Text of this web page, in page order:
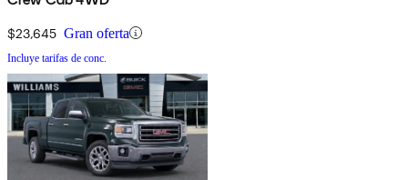
$23,645 Gran oferta
Incluye tarifas de conc.